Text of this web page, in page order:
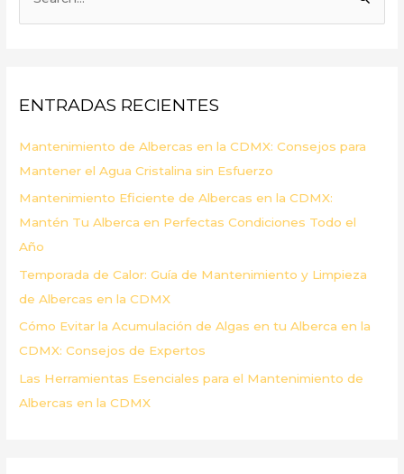
r
o
r
:
ENTRADAS RECIENTES
Mantenimiento de Albercas en la CDMX: Consejos para
Mantener el Agua Cristalina sin Esfuerzo
Mantenimiento Eficiente de Albercas en la CDMX:
Mantén Tu Alberca en Perfectas Condiciones Todo el
Año
Temporada de Calor: Guía de Mantenimiento y Limpieza
de Albercas en la CDMX
Cómo Evitar la Acumulación de Algas en tu Alberca en la
CDMX: Consejos de Expertos
Las Herramientas Esenciales para el Mantenimiento de
Albercas en la CDMX